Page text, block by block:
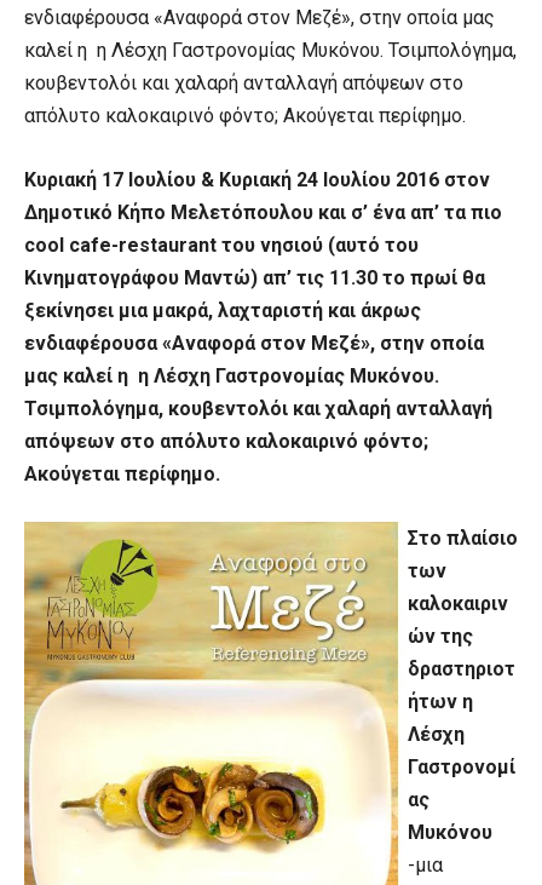
ενδιαφέρουσα «Αναφορά στον Μεζέ», στην οποία μας
καλεί η η Λέσχη Γαστρονομίας Μυκόνου. Τσιμπολόγημα,
κουβεντολόι και χαλαρή ανταλλαγή απόψεων στο
απόλυτο καλοκαιρινό φόντο; Ακούγεται περίφημο.
Κυριακή 17 Ιουλίου & Κυριακή 24 Ιουλίου 2016 στον
Δημοτικό Κήπο Μελετόπουλου και σ’ ένα απ’ τα πιο
cool cafe-restaurant του νησιού (αυτό του
Κινηματογράφου Μαντώ) απ’ τις 11.30 το πρωί θα
ξεκίνησει μια μακρά, λαχταριστή και άκρως
ενδιαφέρουσα «Αναφορά στον Μεζέ», στην οποία
μας καλεί η η Λέσχη Γαστρονομίας Μυκόνου.
Τσιμπολόγημα, κουβεντολόι και χαλαρή ανταλλαγή
απόψεων στο απόλυτο καλοκαιρινό φόντο;
Ακούγεται περίφημο.
Στο πλαίσιο
των
καλοκαιριν
ών της
δραστηριοτ
ήτων η
Λέσχη
Γαστρονομί
ας
Μυκόνου
-μια